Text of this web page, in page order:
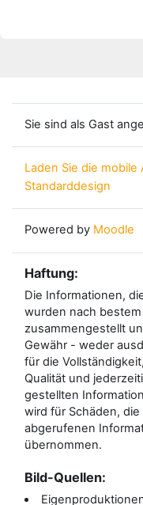
Sie sind als Gast
Laden Sie die mobile
Standarddesign
Powered by Moodle
Haftung:
Die Informationen,
wurden nach
zusammengestellt
Gewähr - weder
für die
Qualität und
gestellten
wird für Schäden,
abgerufenen
übernommen.
Bild-Quellen: